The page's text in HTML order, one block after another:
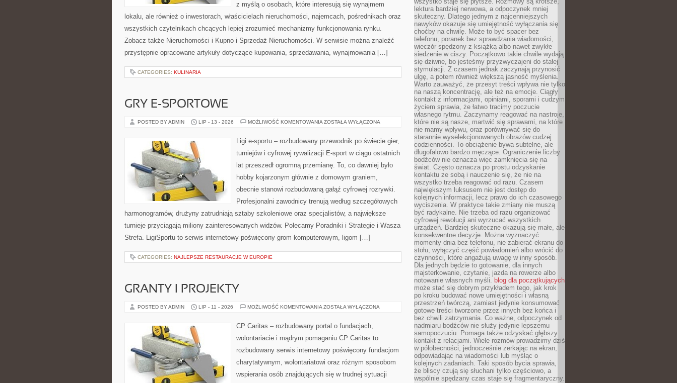
z myślą o osobach, które interesują się wynajmem
lokalu, ale również o inwestorach, właścicielach nieruchomości, najemcach, pośrednikach oraz
wszystkich czytelnikach chcących lepiej zrozumieć mechanizmy funkcjonowania rynku.
Zobacz także Nieruchomości i Kupno i Sprzedaż Nieruchomości. W serwisie można znaleźć
przystępnie opracowane artykuły dotyczące kupowania, sprzedawania, wynajmowania […]
CATEGORIES: KULINARIA
GRY E-SPORTOWE
POSTED BY ADMIN LIP - 13 - 2026 MOŻLIWOŚĆ KOMENTOWANIA GRY
ZOSTAŁA WYŁĄCZONA
Ligi e-sportu – rozbudowany przewodnik po świecie gier,
turniejów i cyfrowej rywalizacji E-sport w ciągu ostatnich
lat przeszedł ogromną przemianę. To, co dawniej było
hobby kojarzonym głównie z domowym graniem,
obecnie stanowi rozbudowaną gałąź cyfrowej rozrywki.
Profesjonalni zawodnicy trenują według szczegółowych
harmonogramów, drużyny zatrudniają sztaby szkoleniowe oraz specjalistów, a największe
turnieje przyciągają miliony zainteresowanych widzów. Polecamy Poradniki i Strategie i Wasza
Strefa. LigiSportu to serwis internetowy poświęcony grom komputerowym, ligom […]
CATEGORIES: NAJLEPSZE RESTAURACJE W EUROPIE
GRANTY I PROJEKTY
POSTED BY ADMIN LIP - 11 - 2026 MOŻLIWOŚĆ KOMENTOWANIA GRANTY
ZOSTAŁA WYŁĄCZONA
CP Caritas – rozbudowany portal o fundacjach,
wolontariacie i mądrym pomaganiu CP Caritas to
rozbudowany serwis internetowy poświęcony fundacjom
charytatywnym, wolontariatowi oraz różnym sposobom
wspierania osób znajdujących się w trudnej sytuacji
lektura bardziej nerwowa, a odpoczynek mniej
skuteczny. Dlatego jednym z najcenniejszych
nawyków okazuje się umiejętność wyłączania się
choćby na chwilę. Może to być spacer bez
telefonu, poranek bez sprawdzania wiadomości,
wieczór spędzony z książką albo nawet zwykłe
siedzenie w ciszy. Początkowo takie chwile wydają
się dziwne, bo jesteśmy przyzwyczajeni do stałej
stymulacji. Z czasem jednak zaczynają przynosić
ulgę, a potem również większą jasność myślenia.
Warto zauważyć, że przesyt treści wpływa nie tylko
na naszą koncentrację, ale też na emocje. Ciągły
kontakt z informacjami, opiniami, sporami i cudzym
życiem sprawia, że łatwo tracimy poczucie
własnego rytmu. Zaczynamy reagować na nastroje,
które nie są nasze, martwić się sprawami, na które
nie mamy wpływu, oraz porównywać się do
starannie wyselekcjonowanych obrazów cudzej
codzienności. To obciążenie bywa subtelne, ale
długofalowo bardzo męczące. Ograniczenie liczby
bodźców nie oznacza więc zamknięcia się na
świat. Często oznacza po prostu odzyskanie
kontaktu ze sobą i nauczenie się, że nie na
wszystko trzeba reagować od razu. Czasem
największym luksusem nie jest dostęp do
kolejnych informacji, lecz prawo do ich czasowego
wyciszenia. W praktyce takie zmiany nie muszą
być radykalne. Nie trzeba od razu organizować
cyfrowej rewolucji ani wyrzucać wszystkich
urządzeń. Bardziej skuteczne okazują się małe, ale
konsekwentne decyzje. Można wyznaczyć
momenty dnia bez telefonu, nie zabierać ekranu do
stołu, wyłączyć część powiadomień albo wrócić do
czynności, które angażują uwagę w inny sposób.
Dla jednych będzie to gotowanie, dla innych
majsterkowanie, czytanie, jazda na rowerze albo
notowanie własnych myśli. blog dla początkujących
może stać się dobrym przykładem tego, jak krok
po kroku budować nowe umiejętności i własną
przestrzeń twórczą, zamiast jedynie konsumować
gotowe treści tworzone przez innych bez końca i
bez chwili zatrzymania. Co ważne, odpoczynek od
nadmiaru bodźców nie służy jedynie lepszemu
samopoczuciu. Pomaga także odzyskać głębszy
kontakt z relacjami. Wiele rozmów prowadzimy dziś
w półobecności, jednocześnie zerkając na ekran,
odpowiadając na wiadomości lub myśląc o
kolejnych zadaniach. Taki sposób bycia sprawia,
że bliscy czują się słuchani tylko częściowo, a
wspólnie spędzany czas staje się fragmentaryczny.